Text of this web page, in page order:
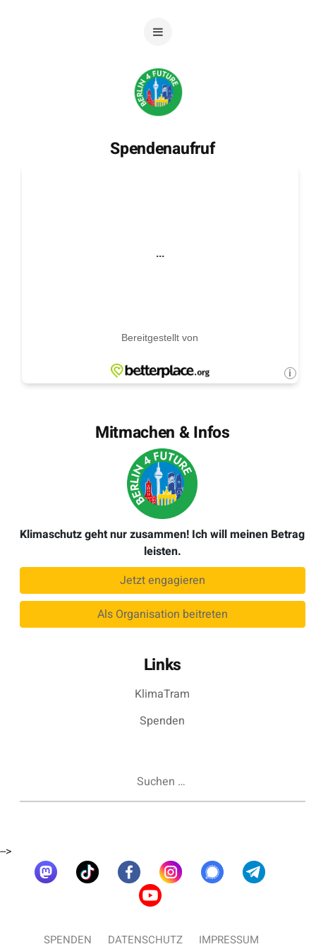
Spendenaufruf
Mitmachen & Infos
Klimaschutz geht nur zusammen! Ich will meinen Betrag
leisten.
Jetzt engagieren
Als Organisation beitreten
Links
KlimaTram
Spenden
-->
SPENDEN DATENSCHUTZ IMPRESSUM